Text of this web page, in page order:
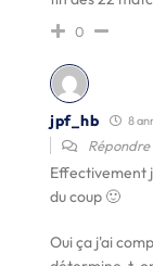
0
jpf_hb 8
Répondre
Effectivement
du coup 🙂
Oui ça j'ai